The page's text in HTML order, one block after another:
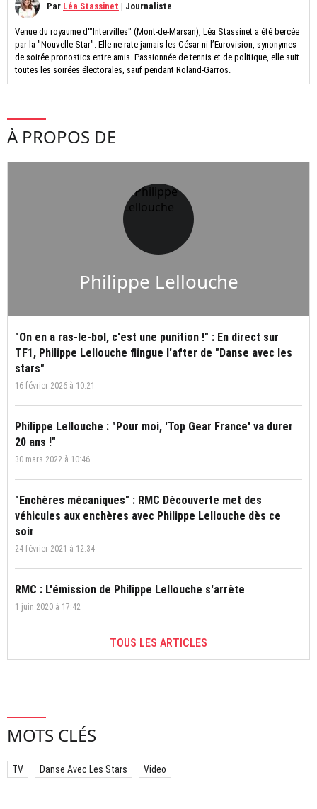
Par Léa Stassinet | Journaliste
Venue du royaume d'"Intervilles" (Mont-de-Marsan), Léa Stassinet a été bercée
par la "Nouvelle Star". Elle ne rate jamais les César ni l’Eurovision, synonymes
de soirée pronostics entre amis. Passionnée de tennis et de politique, elle suit
toutes les soirées électorales, sauf pendant Roland-Garros.
À PROPOS DE
Philippe Lellouche
"On en a ras-le-bol, c'est une punition !" : En direct sur
TF1, Philippe Lellouche flingue l'after de "Danse avec les
stars"
16 février 2026 à 10:21
Philippe Lellouche : "Pour moi, 'Top Gear France' va durer
20 ans !"
30 mars 2022 à 10:46
"Enchères mécaniques" : RMC Découverte met des
véhicules aux enchères avec Philippe Lellouche dès ce
soir
24 février 2021 à 12:34
RMC : L'émission de Philippe Lellouche s'arrête
1 juin 2020 à 17:42
TOUS LES ARTICLES
MOTS CLÉS
TV Danse Avec Les Stars Video